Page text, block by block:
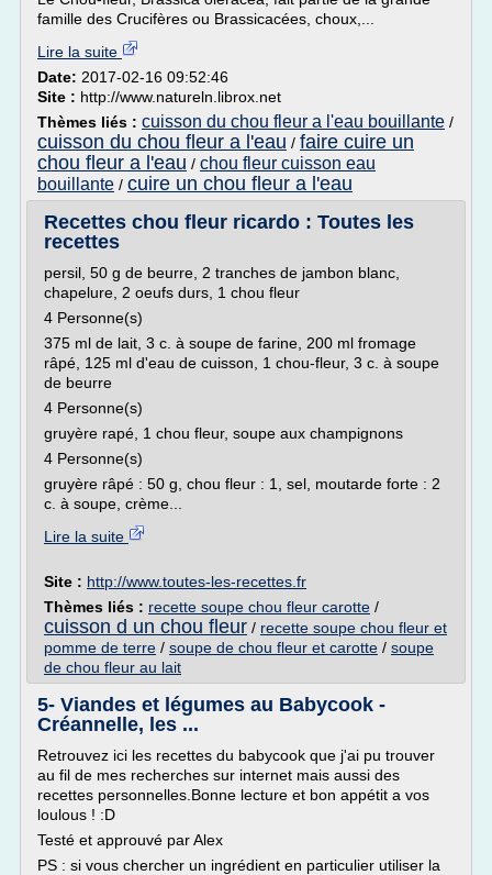
famille des Crucifères ou Brassicacées, choux,...
Lire la suite
Date: 2017-02-16 09:52:46
Site : http://www.natureln.librox.net
Thèmes liés : cuisson du chou fleur a l'eau bouillante /
cuisson du chou fleur a l'eau / faire cuire un
chou fleur a l'eau / chou fleur cuisson eau
bouillante / cuire un chou fleur a l'eau
Recettes chou fleur ricardo : Toutes les
recettes
persil, 50 g de beurre, 2 tranches de jambon blanc,
chapelure, 2 oeufs durs, 1 chou fleur
4 Personne(s)
375 ml de lait, 3 c. à soupe de farine, 200 ml fromage
râpé, 125 ml d'eau de cuisson, 1 chou-fleur, 3 c. à soupe
de beurre
4 Personne(s)
gruyère rapé, 1 chou fleur, soupe aux champignons
4 Personne(s)
gruyère râpé : 50 g, chou fleur : 1, sel, moutarde forte : 2
c. à soupe, crème...
Lire la suite
Site : http://www.toutes-les-recettes.fr
Thèmes liés : recette soupe chou fleur carotte /
cuisson d un chou fleur / recette soupe chou fleur et
pomme de terre / soupe de chou fleur et carotte / soupe
de chou fleur au lait
5- Viandes et légumes au Babycook -
Créannelle, les ...
Retrouvez ici les recettes du babycook que j'ai pu trouver
au fil de mes recherches sur internet mais aussi des
recettes personnelles.Bonne lecture et bon appétit a vos
loulous ! :D
Testé et approuvé par Alex
PS : si vous chercher un ingrédient en particulier utiliser la